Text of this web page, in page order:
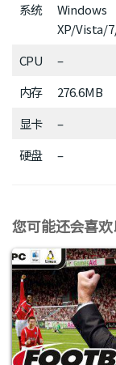
系统
Windows
XP/Vista/
CPU
–
内存
276.6MB
显卡
–
硬盘
–
您可能还会喜